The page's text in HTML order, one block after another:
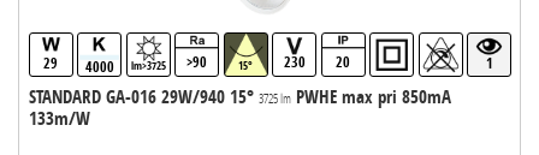
29 4000 lm>3725 >90 15° 230 20 1
STANDARD GA-016 29W/940 15° 3725 lmPWHE max pri 850mA
133m/W